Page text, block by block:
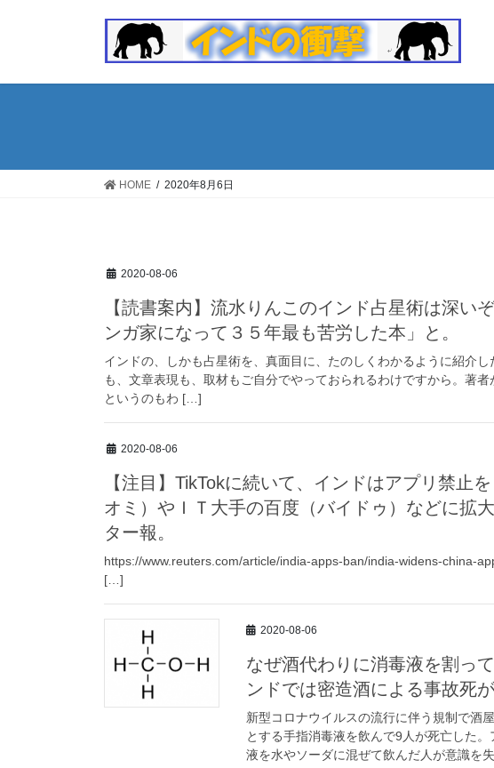
HOME 2020年8月6日
2020-08-06
【読書案内】流水りんこのインド占星術は深
ンガ家になって３５年最も苦労した本」と。
インドの、しかも占星術を、真面目に、たのしくわかるように紹介
も、文章表現も、取材もご自分でやっておられるわけですから。著
というのもわ […]
2020-08-06
【注目】TikTokに続いて、インドはアプリ禁止
オミ）やＩＴ大手の百度（バイドゥ）などに拡
ター報。
https://www.reuters.com/article/india-apps-ban/india-widens-china-
[…]
2020-08-06
なぜ酒代わりに消毒液を割っ
ンドでは密造酒による事故死が
新型コロナウイルスの流行に伴う規制で酒
とする手指消毒液を飲んで9人が死亡した
液を水やソーダに混ぜて飲んだ人が意識を